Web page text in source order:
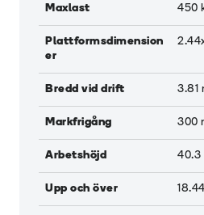
Maxlast 450
Plattformsdimension
er
Bredd vid drift 3.81
Markfrigång 300
Arbetshöjd 40.3
Upp och över 18.44